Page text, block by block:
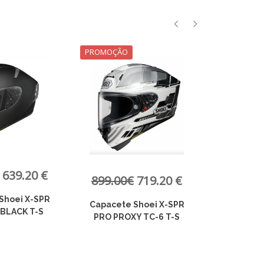
719.20 €
X-SPR
TC-6 T-S
PROMOÇÃO
799.00€ 655.18 €
Capacete Shoei X-SPR
PRO Branco T-S e M